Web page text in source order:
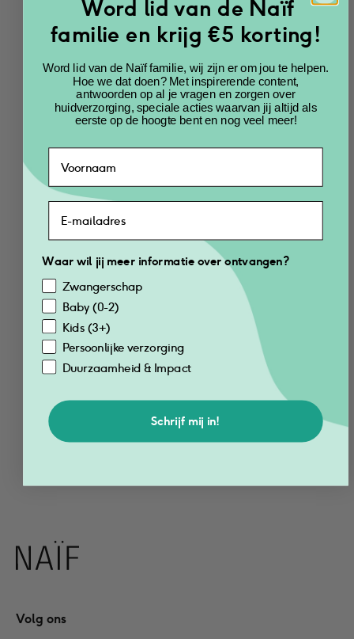
Voordeelset
Shampoo & Wasgel
voor Baby & Kids
€41.58
Voeg toe
Voordeelset
Shampoo & Wasgel
voor Baby & Kids
€20.78
Voeg toe
Voordeelset Hair
Care voor Kids
Naïf
Volg ons
Word lid van de Naïf
familie en krijg €5 korting!
Word lid van de Naïf familie, wij zijn er om jou te helpen.
Hoe we dat doen? Met inspirerende content,
antwoorden op al je vragen en zorgen over
huidverzorging, speciale acties waarvan jij altijd als
eerste op de hoogte bent en nog veel meer!
Waar wil jij meer informatie over ontvangen?
Zwangerschap
Baby (0-2)
Kids (3+)
Persoonlijke verzorging
Duurzaamheid & Impact
Schrijf mij in!